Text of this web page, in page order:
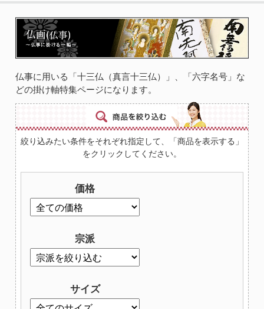
仏事に用いる「十三仏（真言十三仏）」、「六字名号」な
どの掛け軸特集ページになります。
絞り込みたい条件をそれぞれ指定して、「商品を表示する」
をクリックしてください。
価格
宗派
サイズ